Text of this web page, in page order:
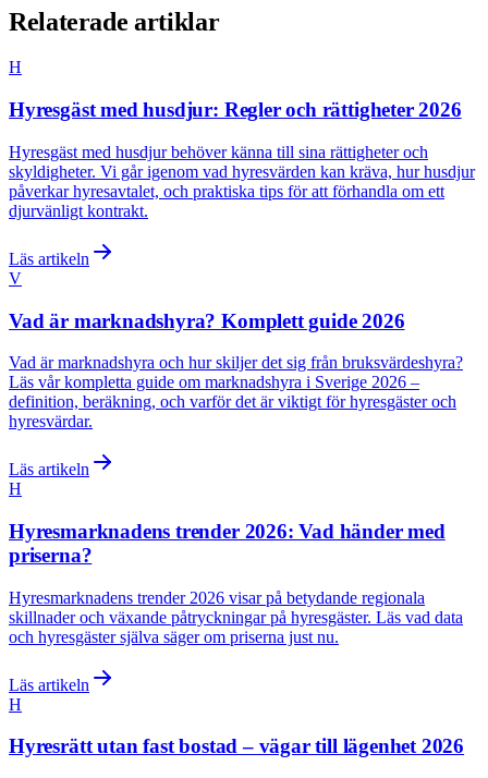
Relaterade artiklar
H
Hyresgäst med husdjur: Regler och rättigheter 2026
Hyresgäst med husdjur behöver känna till sina rättigheter och
skyldigheter. Vi går igenom vad hyresvärden kan kräva, hur husdjur
påverkar hyresavtalet, och praktiska tips för att förhandla om ett
djurvänligt kontrakt.
Läs artikeln
V
Vad är marknadshyra? Komplett guide 2026
Vad är marknadshyra och hur skiljer det sig från bruksvärdeshyra?
Läs vår kompletta guide om marknadshyra i Sverige 2026 –
definition, beräkning, och varför det är viktigt för hyresgäster och
hyresvärdar.
Läs artikeln
H
Hyresmarknadens trender 2026: Vad händer med
priserna?
Hyresmarknadens trender 2026 visar på betydande regionala
skillnader och växande påtryckningar på hyresgäster. Läs vad data
och hyresgäster själva säger om priserna just nu.
Läs artikeln
H
Hyresrätt utan fast bostad – vägar till lägenhet 2026